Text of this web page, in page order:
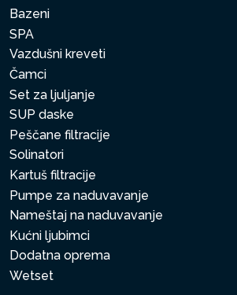
Bazeni
SPA
Vazdušni kreveti
Čamci
Set za ljuljanje
SUP daske
Peščane filtracije
Solinatori
Kartuš filtracije
Pumpe za naduvavanje
Nameštaj na naduvavanje
Kućni ljubimci
Dodatna oprema
Wetset